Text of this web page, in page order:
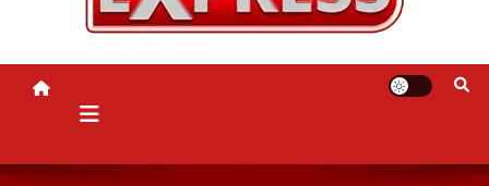
KARMABHUMI EXPRESS